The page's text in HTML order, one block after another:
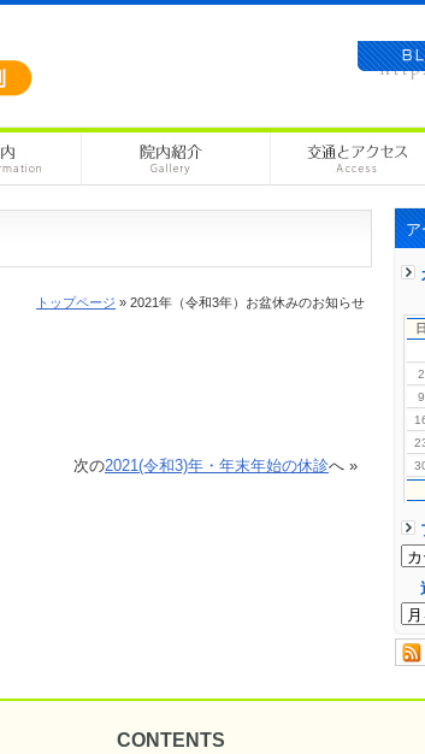
日
2
9
トップページ » 2021年（令和3年）お盆休みのお知らせ
次の2021(令和3)年・年末年始の休診へ »
CONTENTS